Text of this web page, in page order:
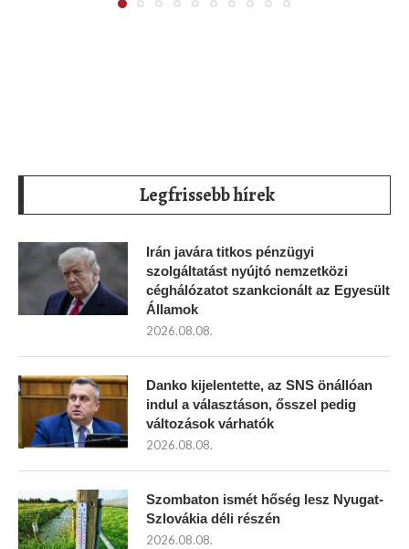
Legfrissebb hírek
Irán javára titkos pénzügyi
szolgáltatást nyújtó nemzetközi
céghálózatot szankcionált az Egyesült
Államok
2026.08.08.
Danko kijelentette, az SNS önállóan
indul a választáson, ősszel pedig
változások várhatók
2026.08.08.
Szombaton ismét hőség lesz Nyugat-
Szlovákia déli részén
2026.08.08.